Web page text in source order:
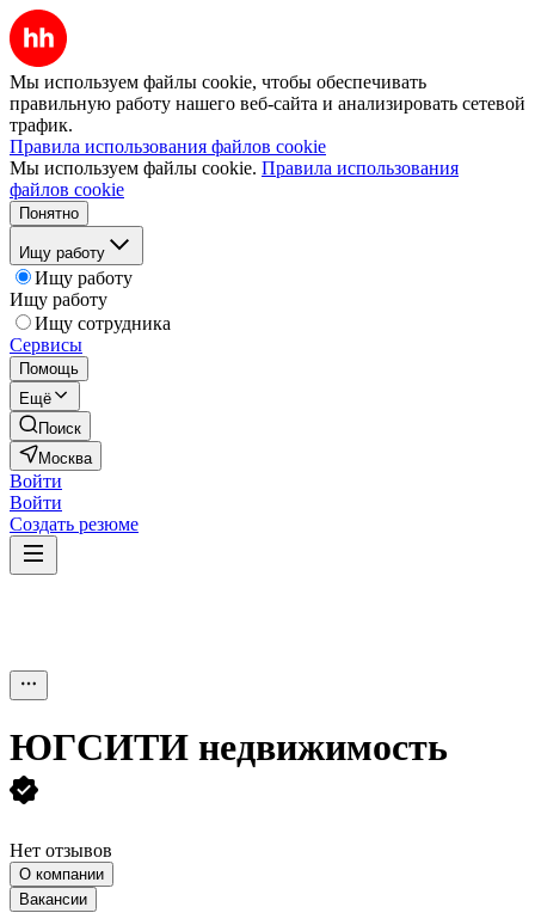
Мы используем файлы cookie, чтобы обеспечивать
правильную работу нашего веб-сайта и анализировать сетевой
трафик.
Правила использования файлов cookie
Мы используем файлы cookie. Правила использования
файлов cookie
Понятно
Ищу работу
Ищу работу
Ищу работу
Ищу сотрудника
Сервисы
Помощь
Ещё
Поиск
Москва
Войти
Войти
Создать резюме
ЮГСИТИ недвижимость
Нет отзывов
О компании
Вакансии